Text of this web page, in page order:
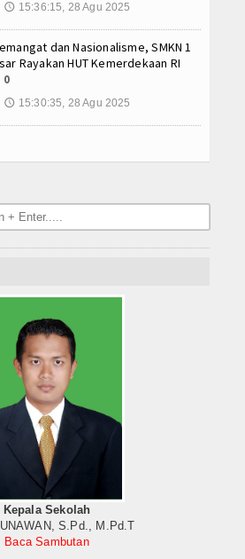
🕔 15:36:15, 28 Agu 2025
dan Nasionalisme, SMKN 1
Rayakan HUT Kemerdekaan RI
0
🕔 15:30:35, 28 Agu 2025
Kepala Sekolah
S.Pd., M.Pd.T
Baca Sambutan